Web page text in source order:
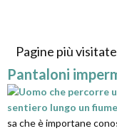
Pagine più
Pantaloni
sa che è importane